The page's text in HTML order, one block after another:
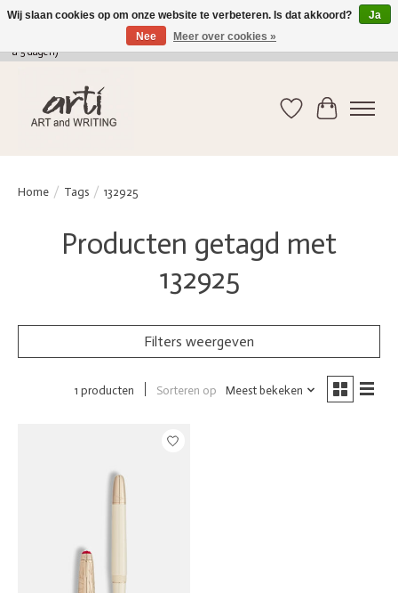
verkoop@arti-artandwriting.be/ +32 (0)471 41 82 41 / GRATIS verzending > 75 euro (2
a 5 dagen)
Verlanglijst
Home / Tags / 132925
Producten getagd met
132925
Filters weergeven
1 producten Sorteren op Meest bekeken
Wij slaan cookies op om onze website te verbeteren. Is dat akkoord?
Ja
Nee
Meer over cookies »